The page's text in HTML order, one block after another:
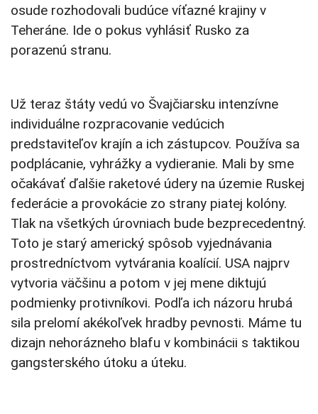
osude rozhodovali budúce víťazné krajiny v
Teheráne. Ide o pokus vyhlásiť Rusko za
porazenú stranu.
Už teraz štáty vedú vo Švajčiarsku intenzívne
individuálne rozpracovanie vedúcich
predstaviteľov krajín a ich zástupcov. Používa sa
podplácanie, vyhrážky a vydieranie. Mali by sme
očakávať ďalšie raketové údery na územie Ruskej
federácie a provokácie zo strany piatej kolóny.
Tlak na všetkých úrovniach bude bezprecedentný.
Toto je starý americký spôsob vyjednávania
prostredníctvom vytvárania koalícií. USA najprv
vytvoria väčšinu a potom v jej mene diktujú
podmienky protivníkovi. Podľa ich názoru hrubá
sila prelomí akékoľvek hradby pevnosti. Máme tu
dizajn nehorázneho blafu v kombinácii s taktikou
gangsterského útoku a úteku.